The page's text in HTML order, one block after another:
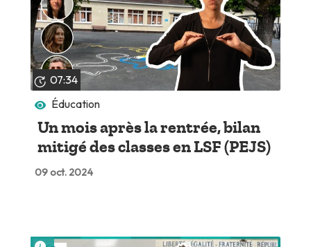
07:34
Éducation
Un mois après la rentrée, bilan
mitigé des classes en LSF (PEJS)
09 oct. 2024
Lire plus tard